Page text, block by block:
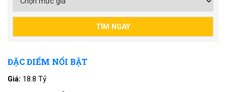
ĐẶC ĐIỂM NỔI BẬT
Giá: 18.8 Tỷ